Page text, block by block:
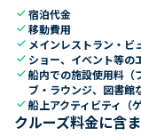
check宿泊代金
check移動費用
check メインレストラン・ビ
check ショー、イベント等の
check船内での施設使用料（
ブ・ラウンジ、図書館
check船上アクティビティ（
クルーズ料金に含